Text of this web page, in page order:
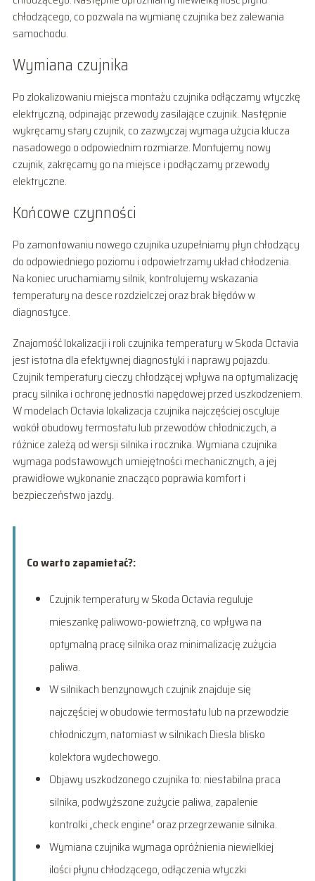
chłodzącego, co pozwala na wymianę czujnika bez zalewania
samochodu.
Wymiana czujnika
Po zlokalizowaniu miejsca montażu czujnika odłączamy wtyczkę
elektryczną, odpinając przewody zasilające czujnik. Następnie
wykręcamy stary czujnik, co zazwyczaj wymaga użycia klucza
nasadowego o odpowiednim rozmiarze. Montujemy nowy
czujnik, zakręcamy go na miejsce i podłączamy przewody
elektryczne.
Końcowe czynności
Po zamontowaniu nowego czujnika uzupełniamy płyn chłodzący
do odpowiedniego poziomu i odpowietrzamy układ chłodzenia.
Na koniec uruchamiamy silnik, kontrolujemy wskazania
temperatury na desce rozdzielczej oraz brak błędów w
diagnostyce.
Znajomość lokalizacji i roli czujnika temperatury w Skoda Octavia
jest istotna dla efektywnej diagnostyki i naprawy pojazdu.
Czujnik temperatury cieczy chłodzącej wpływa na optymalizację
pracy silnika i ochronę jednostki napędowej przed uszkodzeniem.
W modelach Octavia lokalizacja czujnika najczęściej oscyluje
wokół obudowy termostatu lub przewodów chłodniczych, a
różnice zależą od wersji silnika i rocznika. Wymiana czujnika
wymaga podstawowych umiejętności mechanicznych, a jej
prawidłowe wykonanie znacząco poprawia komfort i
bezpieczeństwo jazdy.
Co warto zapamietać?:
Czujnik temperatury w Skoda Octavia reguluje
mieszankę paliwowo-powietrzną, co wpływa na
optymalną pracę silnika oraz minimalizację zużycia
paliwa.
W silnikach benzynowych czujnik znajduje się
najczęściej w obudowie termostatu lub na przewodzie
chłodniczym, natomiast w silnikach Diesla blisko
kolektora wydechowego.
Objawy uszkodzonego czujnika to: niestabilna praca
silnika, podwyższone zużycie paliwa, zapalenie
kontrolki „check engine” oraz przegrzewanie silnika.
Wymiana czujnika wymaga opróżnienia niewielkiej
ilości płynu chłodzącego, odłączenia wtyczki